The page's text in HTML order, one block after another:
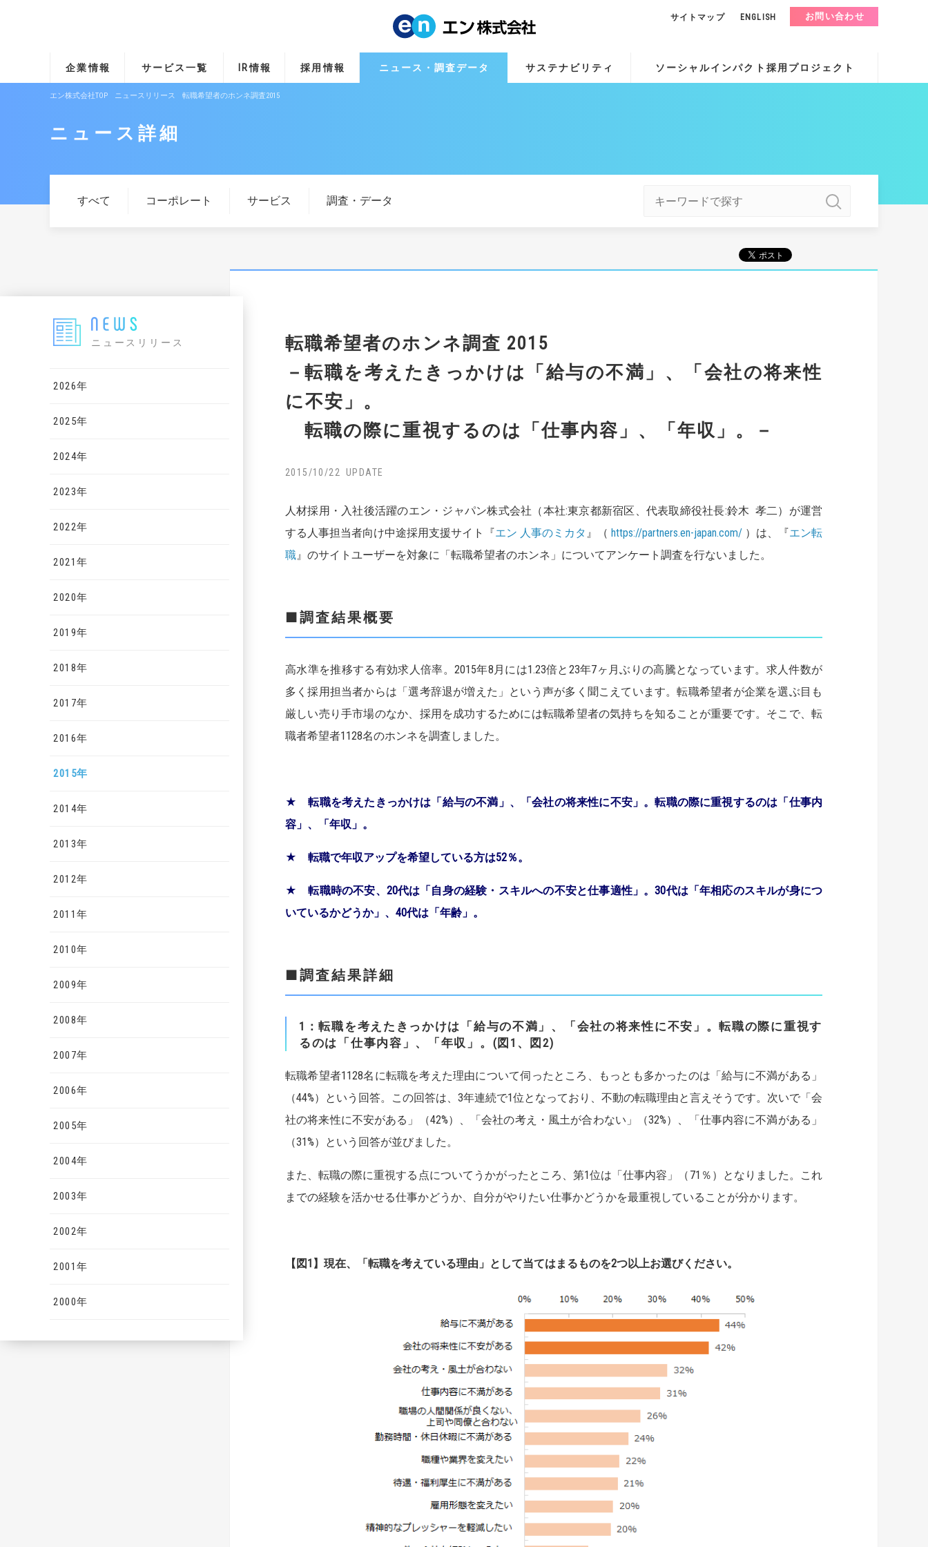
企業情報 サービス一覧 IR情報 採用情報 ニュース・調査データ サステナビリティ ソーシャルインパクト採用プロジェクト
サイトマップ ENGLISH お問い合わせ
エン株式会社TOP ニュースリリース 転職希望者のホンネ調査2015
ニュース詳細
すべて コーポレート サービス 調査・データ
ニュースリリース
2026年
2025年
2024年
2023年
2022年
2021年
2020年
2019年
2018年
2017年
2016年
2015年
2014年
2013年
2012年
2011年
2010年
2009年
2008年
2007年
2006年
2005年
2004年
2003年
2002年
2001年
2000年
転職希望者のホンネ調査 2015
－転職を考えたきっかけは「給与の不満」、「会社の将来性
に不安」。
転職の際に重視するのは「仕事内容」、「年収」。－
2015/10/22
人材採用・入社後活躍のエン・ジャパン株式会社（本社:東京都新宿区、代表取締役社長:鈴木 孝二）が運営
する人事担当者向け中途採用支援サイト『エン 人事のミカタ 』（ https://partners.en-japan.com/ ）は、『エン転
職』のサイトユーザーを対象に「転職希望者のホンネ」についてアンケート調査を行ないました。
■調査結果概要
高水準を推移する有効求人倍率。2015年8月には1.23倍と23年7ヶ月ぶりの高騰となっています。求人件数が
多く採用担当者からは「選考辞退が増えた」という声が多く聞こえています。転職希望者が企業を選ぶ目も
厳しい売り手市場のなか、採用を成功するためには転職希望者の気持ちを知ることが重要です。そこで、転
職者希望者1128名のホンネを調査しました。
★ 転職を考えたきっかけは「給与の不満」、「会社の将来性に不安」。転職の際に重視するのは「仕事内
容」、「年収」。
★ 転職で年収アップを希望している方は52％。
★転職時の不安、20代は「自身の経験・スキルへの不安と仕事適性」。30代は「年相応のスキルが身につ
いているかどうか」、40代は「年齢」。
■調査結果詳細
1：転職を考えたきっかけは「給与の不満」、「会社の将来性に不安」。転職の際に重視す
るのは「仕事内容」、「年収」。(図1、図2)
転職希望者1128名に転職を考えた理由について伺ったところ、もっとも多かったのは「給与に不満がある」
（44%）という回答。この回答は、3年連続で1位となっており、不動の転職理由と言えそうです。次いで「会
社の将来性に不安がある」（42%）、「会社の考え・風土が合わない」（32%）、「仕事内容に不満がある」
（31%）という回答が並びました。
また、転職の際に重視する点についてうかがったところ、第1位は「仕事内容」（71％）となりました。これ
までの経験を活かせる仕事かどうか、自分がやりたい仕事かどうかを最重視していることが分かります。
【図1】現在、「転職を考えている理由」として当てはまるものを2つ以上お選びください。